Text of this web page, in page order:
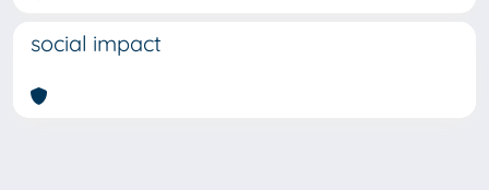
social impact